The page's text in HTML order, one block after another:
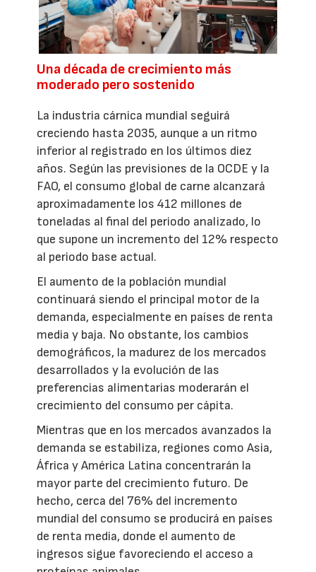
Una década de crecimiento más
moderado pero sostenido
La industria cárnica mundial seguirá
creciendo hasta 2035, aunque a un ritmo
inferior al registrado en los últimos diez
años. Según las previsiones de la OCDE y la
FAO, el consumo global de carne alcanzará
aproximadamente los 412 millones de
toneladas al final del periodo analizado, lo
que supone un incremento del 12% respecto
al periodo base actual.
El aumento de la población mundial
continuará siendo el principal motor de la
demanda, especialmente en países de renta
media y baja. No obstante, los cambios
demográficos, la madurez de los mercados
desarrollados y la evolución de las
preferencias alimentarias moderarán el
crecimiento del consumo per cápita.
Mientras que en los mercados avanzados la
demanda se estabiliza, regiones como Asia,
África y América Latina concentrarán la
mayor parte del crecimiento futuro. De
hecho, cerca del 76% del incremento
mundial del consumo se producirá en países
de renta media, donde el aumento de
ingresos sigue favoreciendo el acceso a